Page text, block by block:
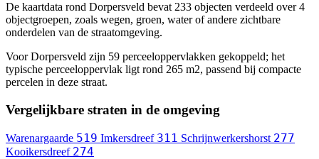
De kaartdata rond Dorpersveld bevat 233 objecten verdeeld over 4
objectgroepen, zoals wegen, groen, water of andere zichtbare
onderdelen van de straatomgeving.
Voor Dorpersveld zijn 59 perceeloppervlakken gekoppeld; het
typische perceeloppervlak ligt rond 265 m2, passend bij compacte
percelen in deze straat.
Vergelijkbare straten in de omgeving
Warenargaarde 519 Imkersdreef 311 Schrijnwerkershorst 277
Kooikersdreef 274